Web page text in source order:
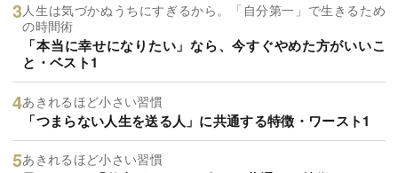
人生は気づかぬうちにすぎるから。「自分第一」で生きるため
の時間術
「本当に幸せになりたい」なら、今すぐやめた方がいいこ
と・ベスト1
あきれるほど小さい習慣
「つまらない人生を送る人」に共通する特徴・ワースト1
あきれるほど小さい習慣